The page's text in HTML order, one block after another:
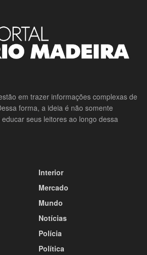
em trazer informações complexas de
forma, a ideia é não somente
seus leitores ao longo dessa
Interior
Mercado
Mundo
Notícias
Polícia
Política